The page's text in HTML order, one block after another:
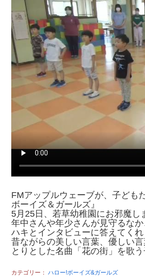
FMアップルウェーブが、子ども
ボーイズ＆ガールズ』
5月25日、若草幼稚園にお邪魔し
年中さんや年少さんが見守るな
ハキとインタビューに答えてくれ
昔ながらの美しい言葉、優しい
とりとした名曲「花の街」を歌
カテゴリー： ハロー!ボーイズ&ガールズ